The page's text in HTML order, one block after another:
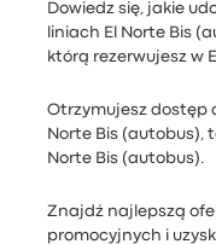
Dowiedz się, jakie
liniach El Norte Bis
którą rezerwujesz w
Otrzymujesz dostęp
Norte Bis (autobus),
Norte Bis (autobus).
Znajdź najlepszą
promocyjnych i